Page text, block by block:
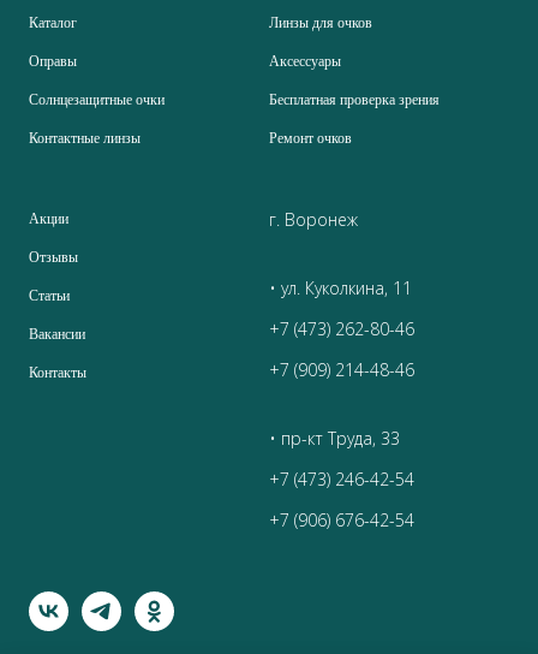
Каталог
Оправы
Солнцезащитные очки
Контактные линзы
Линзы для очков
Аксессуары
Бесплатная проверка зрения
Ремонт очков
Акции
Отзывы
Статьи
Вакансии
Контакты
г. Воронеж
• ул. Куколкина, 11
+7 (473) 262-80-46
+7 (909) 214-48-46
• пр-кт Труда, 33
+7 (473) 246-42-54
+7 (906) 676-42-54